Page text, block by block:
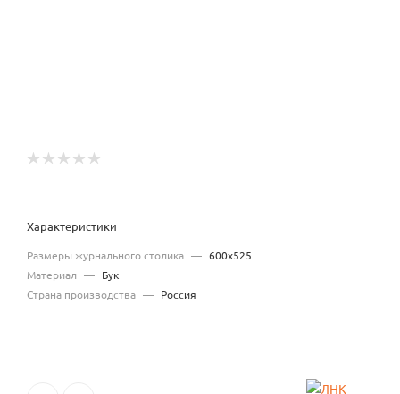
Характеристики
Размеры журнального столика — 600х525
Материал — Бук
Страна производства — Россия